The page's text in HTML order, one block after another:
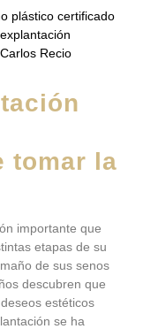
plástico certificado
Recio
tomar la
importante que
etapas de su
de sus senos
descubren que
estéticos
se ha